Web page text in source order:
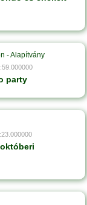
- Alapítvány
party